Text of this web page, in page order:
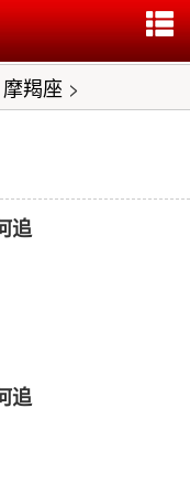
摩羯座 >
追
追